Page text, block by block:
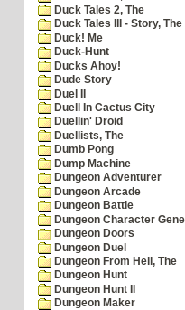
Duck Tales 2, The
Duck Tales III - Story, The
Duck! Me
Duck-Hunt
Ducks Ahoy!
Dude Story
Duel II
Duell In Cactus City
Duellin' Droid
Duellists, The
Dumb Pong
Dump Machine
Dungeon Adventurer
Dungeon Arcade
Dungeon Battle
Dungeon Character
Dungeon Doors
Dungeon Duel
Dungeon From Hell, The
Dungeon Hunt
Dungeon Hunt II
Dungeon Maker